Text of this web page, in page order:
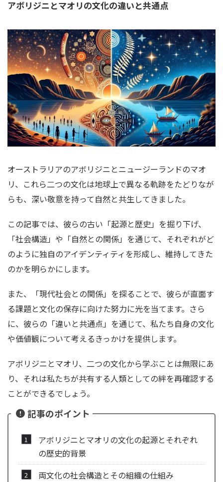
アボリジニとマオリの文化の違いと共通点
オーストラリアのアボリジニとニュージーランドのマオ
リ、これら二つの文化は地球上で異なる軌跡をたどりなが
らも、深い敬意を持って自然と共生してきました。
この記事では、彼らの古い「起源と歴史」を掘り下げ、
「社会構造」や「自然との関係」を通じて、それぞれがど
のように独自のアイデンティティを形成し、維持してきた
のかを明らかにします。
また、「現代社会との関係」を探ることで、彼らが直面す
る課題と文化の保存に向けた努力に光を当てます。さら
に、彼らの「違いと共通点」を通じて、私たち自身の文化
や価値観について考えるきっかけを提供します。
アボリジニとマオリ、二つの文化から学ぶことは無限にあ
り、それは私たちが共有する人類としての絆を再確認する
ことができるでしょう。
記事のポイント
アボリジニとマオリの文化の起源とそれぞれ
の歴史的背景
両文化の社会構造とその組織の仕組み